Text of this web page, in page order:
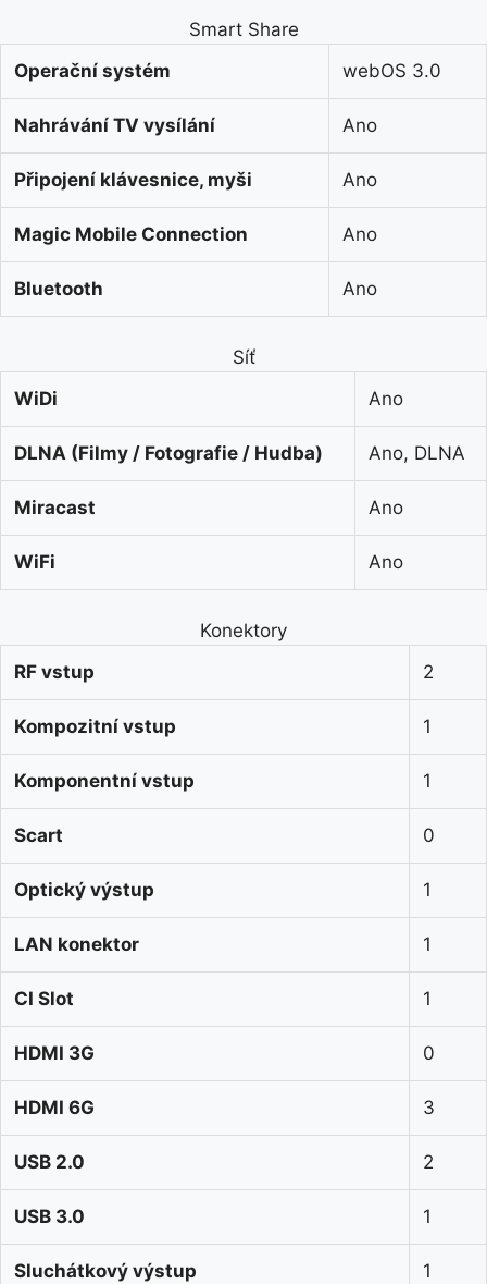
Smart Share
Operační systém
webOS 3.0
Nahrávání TV vysílání Ano
Připojení klávesnice, myši Ano
Magic Mobile Connection Ano
Bluetooth Ano
Síť
WiDi
Ano
DLNA (Filmy / Fotografie / Hudba) Ano, DLNA
Miracast Ano
WiFi Ano
Konektory
RF vstup
2
Kompozitní vstup 1
Komponentní vstup 1
Scart 0
Optický výstup 1
LAN konektor 1
CI Slot 1
HDMI 3G 0
HDMI 6G 3
USB 2.0 2
USB 3.0 1
Sluchátkový výstup 1